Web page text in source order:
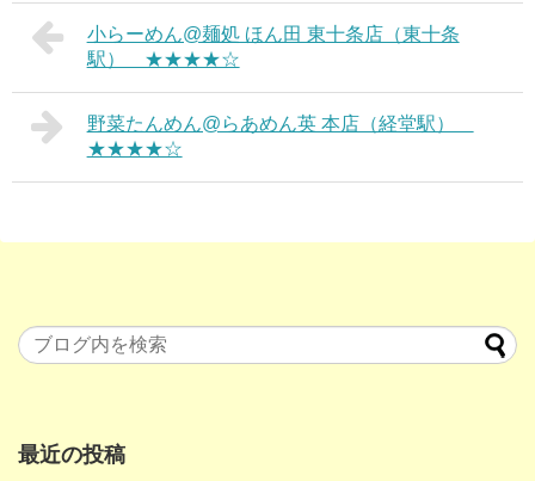
小らーめん@麺処 ほん田 東十条店（東十条
駅） ★★★★☆
野菜たんめん@らあめん英 本店（経堂駅）
★★★★☆
最近の投稿